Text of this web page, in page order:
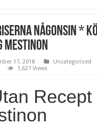
någonsin *
Mestinon
17, 2018
Uncategorized
1,627 Views
Recept